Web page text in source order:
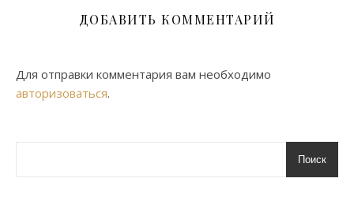
ДОБАВИТЬ КОММЕНТАРИЙ
Для отправки комментария вам необходимо
авторизоваться.
Поиск